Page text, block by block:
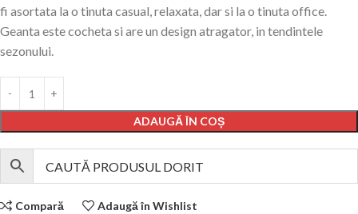
fi asortata la o tinuta casual, relaxata, dar si la o tinuta office.
Geanta este cocheta si are un design atragator, in tendintele
sezonului.
ADAUGĂ ÎN COȘ
Compară Adaugă în Wishlist